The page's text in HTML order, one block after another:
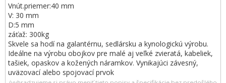
Vnút.priemer:40 mm
V: 30 mm
D:5 mm
záťaž: 300kg
Skvele sa hodí na galantérnu, sedlársku a kynologickú výrobu.
Ideálne na výrobu obojkov pre malé aj veľké zvieratá, kabeliek,
tašiek, opaskov a kožených náramkov. Vynikajúci závesný,
uväzovací alebo spojovací prvok